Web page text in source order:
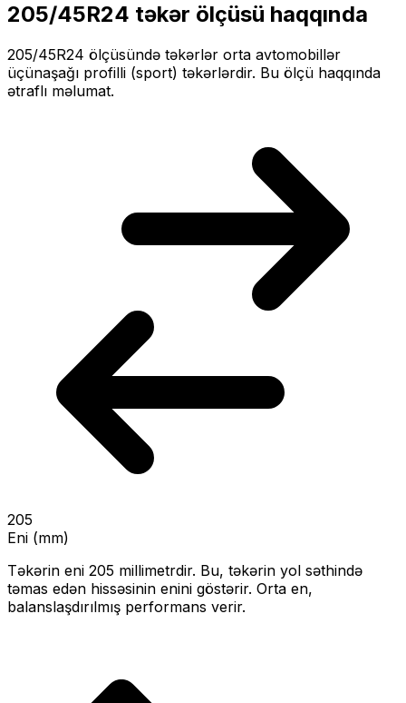
205/45R24 təkər ölçüsü haqqında
205/45R24 ölçüsündə təkərlər orta avtomobillər
üçünaşağı profilli (sport) təkərlərdir. Bu ölçü haqqında
ətraflı məlumat.
205
Eni (mm)
Təkərin eni 205 millimetrdir. Bu, təkərin yol səthində
təmas edən hissəsinin enini göstərir. Orta en,
balanslaşdırılmış performans verir.